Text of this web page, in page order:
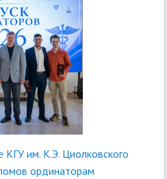
им. К.Э. Циолковского
ординаторам